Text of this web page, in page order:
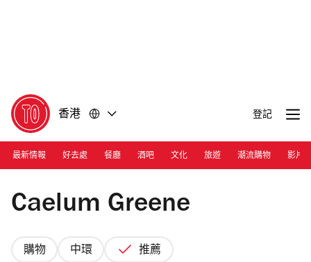
香港 登記
最新情報 好去處 餐廳 酒吧 文化 旅遊 潮流購物 影片
Photograph: Courtesy Caelum Greene
Caelum Greene
購物 中環 推薦